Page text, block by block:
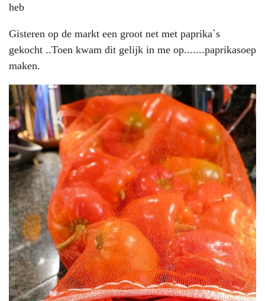
heb
Gisteren op de markt een groot net met paprika`s
gekocht ..Toen kwam dit gelijk in me op.......paprikasoep
maken.